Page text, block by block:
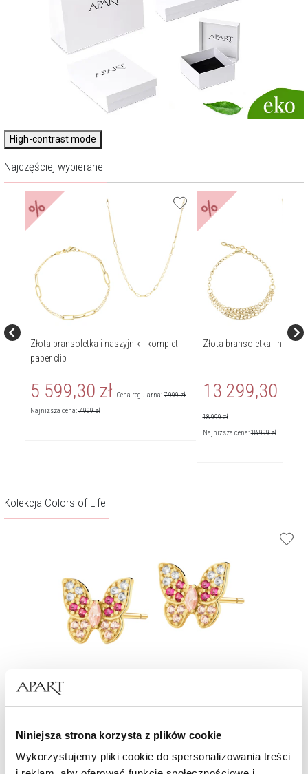
Niniejsza strona korzysta z plików cookie
Wykorzystujemy pliki cookie do spersonalizowania treści
High-contrast mode
Najczęściej wybierane
-
%
Złota bransoletka i naszyjnik - komplet -
paper clip
5 599,30 zł Cena regularna:7 999zł
Najniższa cena:7 999zł
%
Złota bransoletka i
13 299,30 zł
18 999zł
Najniższa cena:18 999zł
Kolekcja Colors of Life
1 059 zł